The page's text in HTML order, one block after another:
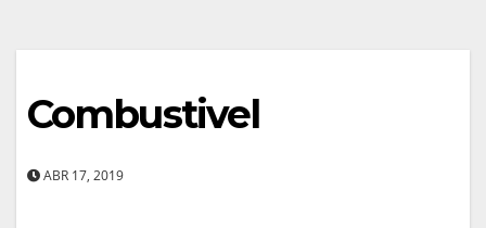
Combustivel
ABR 17, 2019